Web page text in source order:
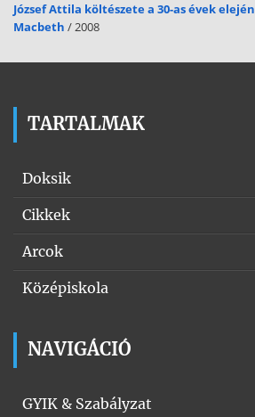
József Attila költészete a 30-as évek elején
Macbeth / 2008
TARTALMAK
Doksik
Cikkek
Arcok
Középiskola
NAVIGÁCIÓ
GYIK & Szabályzat